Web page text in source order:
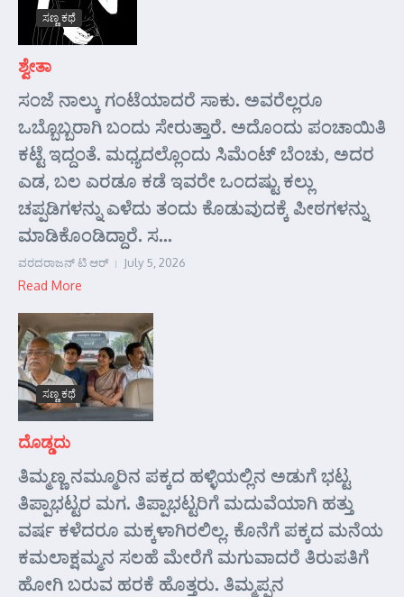
ಸಣ್ಣ ಕಥೆ
ಶ್ವೇತಾ
ಸಂಜೆ ನಾಲ್ಕು ಗಂಟೆಯಾದರೆ ಸಾಕು. ಅವರೆಲ್ಲರೂ
ಒಬ್ಬೊಬ್ಬರಾಗಿ ಬಂದು ಸೇರುತ್ತಾರೆ. ಅದೊಂದು ಪಂಚಾಯಿತಿ
ಕಟ್ಟೆ ಇದ್ದಂತೆ. ಮಧ್ಯದಲ್ಲೊಂದು ಸಿಮೆಂಟ್ ಬೆಂಚು, ಅದರ
ಎಡ, ಬಲ ಎರಡೂ ಕಡೆ ಇವರೇ ಒಂದಷ್ಟು ಕಲ್ಲು
ಚಪ್ಪಡಿಗಳನ್ನು ಎಳೆದು ತಂದು ಕೊಡುವುದಕ್ಕೆ ಪೀಠಗಳನ್ನು
ಮಾಡಿಕೊಂಡಿದ್ದಾರೆ. ಸ...
ವರದರಾಜನ್ ಟಿ ಆರ್ July 5, 2026
Read More
ಸಣ್ಣ ಕಥೆ
ದೊಡ್ಡದು
ತಿಮ್ಮಣ್ಣ ನಮ್ಮೂರಿನ ಪಕ್ಕದ ಹಳ್ಳಿಯಲ್ಲಿನ ಅಡುಗೆ ಭಟ್ಟ
ತಿಪ್ಪಾಭಟ್ಟರ ಮಗ. ತಿಪ್ಪಾಭಟ್ಟರಿಗೆ ಮದುವೆಯಾಗಿ ಹತ್ತು
ವರ್ಷ ಕಳೆದರೂ ಮಕ್ಕಳಾಗಿರಲಿಲ್ಲ. ಕೊನೆಗೆ ಪಕ್ಕದ ಮನೆಯ
ಕಮಲಾಕ್ಷಮ್ಮನ ಸಲಹೆ ಮೇರೆಗೆ ಮಗುವಾದರೆ ತಿರುಪತಿಗೆ
ಹೋಗಿ ಬರುವ ಹರಕೆ ಹೊತ್ತರು. ತಿಮ್ಮಪ್ಪನ